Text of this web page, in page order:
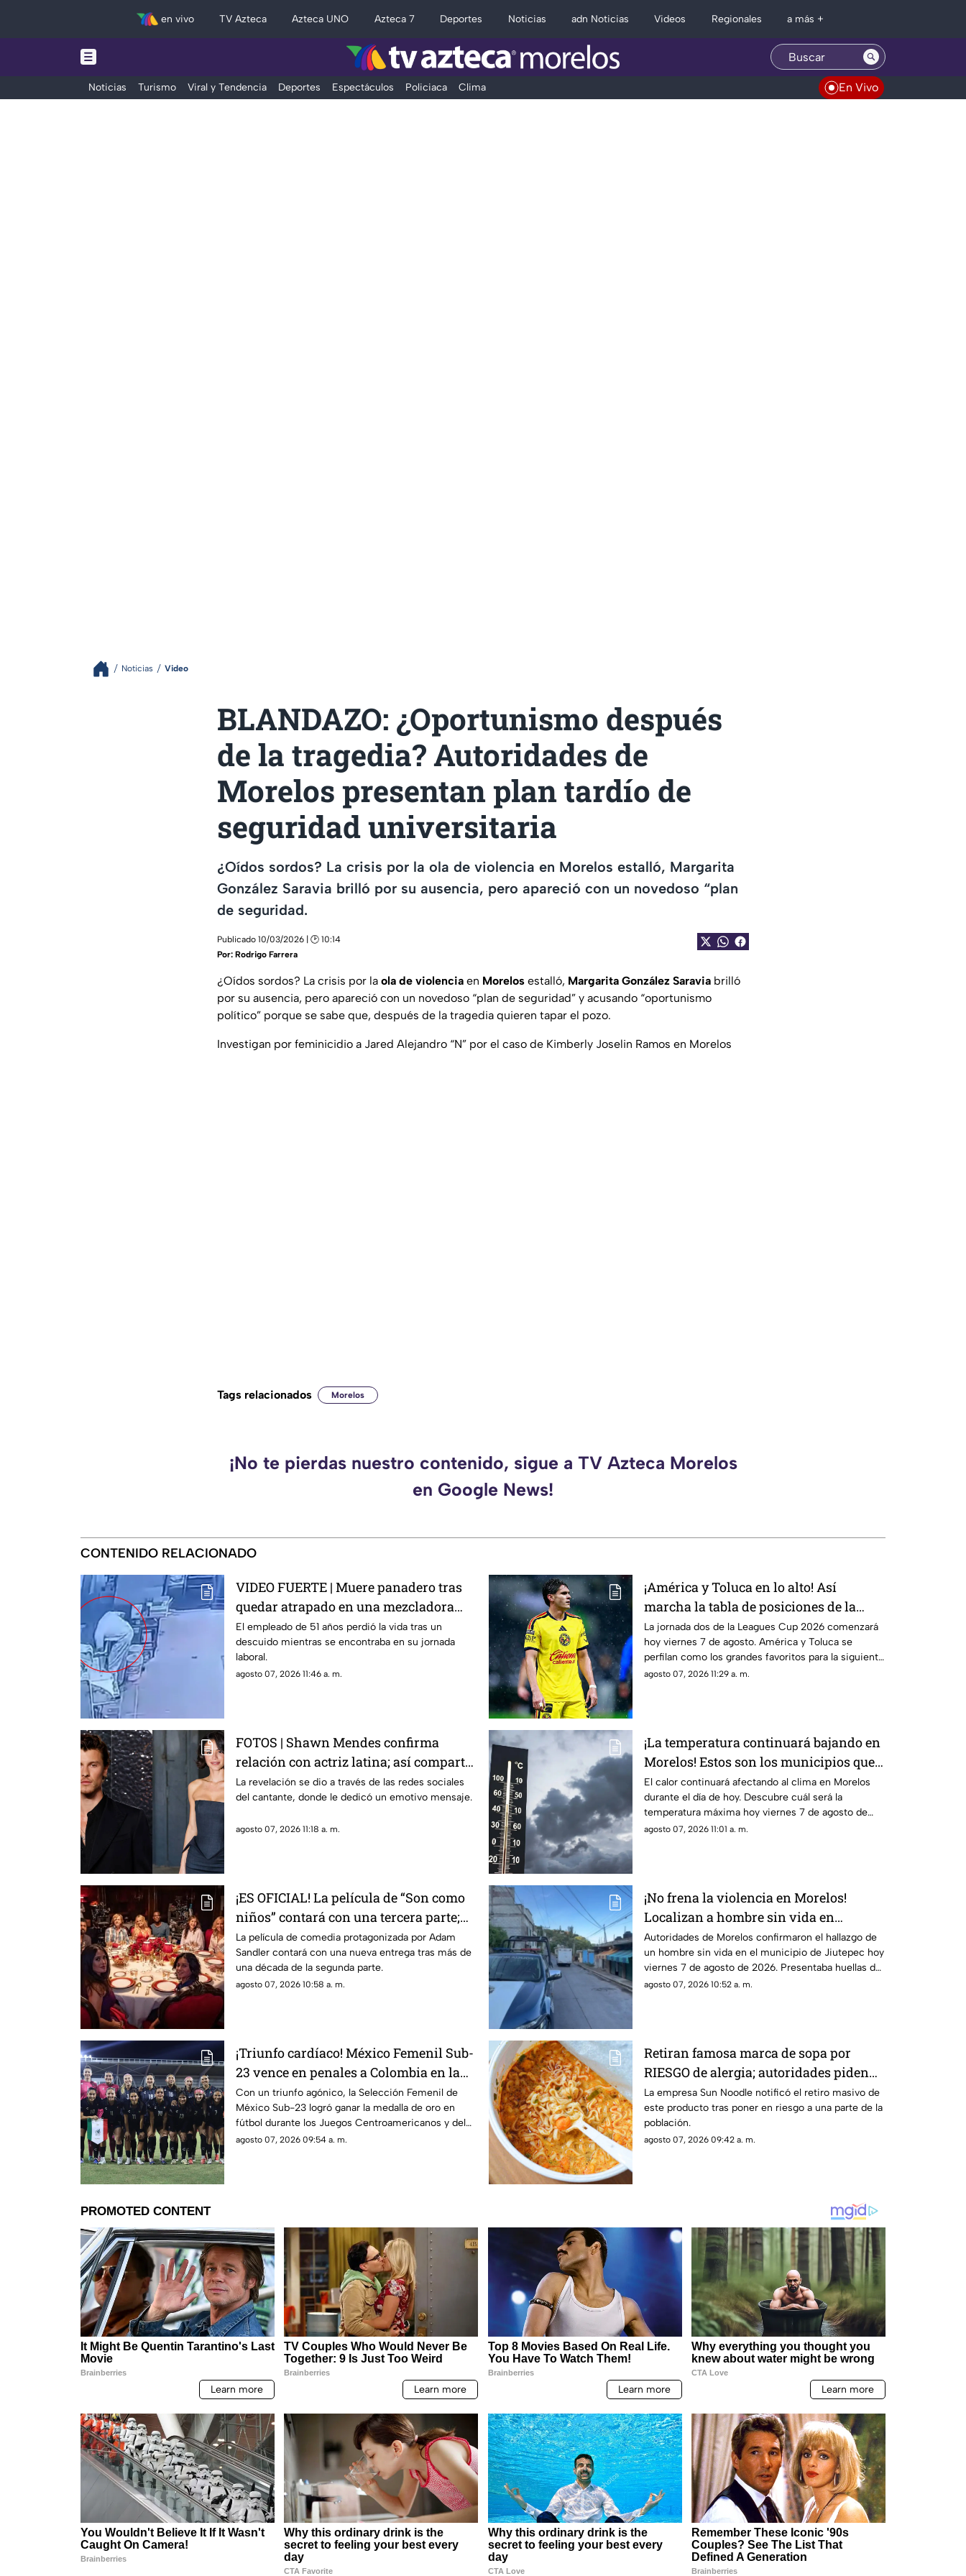
en vivo TV Azteca Azteca UNO Azteca 7 Deportes Noticias adn Noticias Videos Regionales a más +
Noticias Turismo Viral y Tendencia Deportes Espectáculos Policiaca Clima En Vivo
Noticias Video
BLANDAZO: ¿Oportunismo después
de la tragedia? Autoridades de
Morelos presentan plan tardío de
seguridad universitaria
¿Oídos sordos? La crisis por la ola de violencia en Morelos estalló, Margarita
González Saravia brilló por su ausencia, pero apareció con un novedoso “plan
de seguridad.
Publicado 10/03/2026 | 🕑 10:14
Por: Rodrigo Farrera
¿Oídos sordos? La crisis por la ola de violencia en Morelos estalló, Margarita González Saravia brilló
por su ausencia, pero apareció con un novedoso “plan de seguridad” y acusando “oportunismo
político” porque se sabe que, después de la tragedia quieren tapar el pozo.
Investigan por feminicidio a Jared Alejandro “N” por el caso de Kimberly Joselin Ramos en Morelos
Tags relacionados Morelos
¡No te pierdas nuestro contenido, sigue a TV Azteca Morelos
en Google News!
CONTENIDO RELACIONADO
VIDEO FUERTE | Muere panadero tras
quedar atrapado en una mezcladora
industrial
El empleado de 51 años perdió la vida tras un
descuido mientras se encontraba en su jornada
laboral.
agosto 07, 2026 11:46 a. m.
¡América y Toluca en lo alto! Así
marcha la tabla de posiciones de la
Leagues Cup 2026 previo a la jornada 2
La jornada dos de la Leagues Cup 2026 comenzará
hoy viernes 7 de agosto. América y Toluca se
perfilan como los grandes favoritos para la siguiente
ronda.
agosto 07, 2026 11:29 a. m.
FOTOS | Shawn Mendes confirma
relación con actriz latina; así compartió
la noticia
La revelación se dio a través de las redes sociales
del cantante, donde le dedicó un emotivo mensaje.
agosto 07, 2026 11:18 a. m.
¡La temperatura continuará bajando en
Morelos! Estos son los municipios que
registrarán menos de 30 grados
El calor continuará afectando al clima en Morelos
durante el día de hoy. Descubre cuál será la
temperatura máxima hoy viernes 7 de agosto de
2026.
agosto 07, 2026 11:01 a. m.
¡ES OFICIAL! La película de “Son como
niños” contará con una tercera parte;
estos actores regresan
La película de comedia protagonizada por Adam
Sandler contará con una nueva entrega tras más de
una década de la segunda parte.
agosto 07, 2026 10:58 a. m.
¡No frena la violencia en Morelos!
Localizan a hombre sin vida en
Jiutepec HOY; Presentaba signos de
violencia y herida de bala
Autoridades de Morelos confirmaron el hallazgo de
un hombre sin vida en el municipio de Jiutepec hoy
viernes 7 de agosto de 2026. Presentaba huellas de
violencia y herida de bala.
agosto 07, 2026 10:52 a. m.
¡Triunfo cardíaco! México Femenil Sub-
23 vence en penales a Colombia en la
final de los Juegos Centroamericanos y
del Caribe 2026
Con un triunfo agónico, la Selección Femenil de
México Sub-23 logró ganar la medalla de oro en
fútbol durante los Juegos Centroamericanos y del
Caribe 2026.
agosto 07, 2026 09:54 a. m.
Retiran famosa marca de sopa por
RIESGO de alergia; autoridades piden
no consumir el producto
La empresa Sun Noodle notificó el retiro masivo de
este producto tras poner en riesgo a una parte de la
población.
agosto 07, 2026 09:42 a. m.